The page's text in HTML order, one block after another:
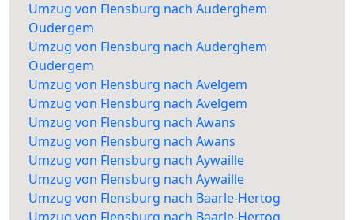
Umzug von Flensburg nach Auderghem
Oudergem
Umzug von Flensburg nach Auderghem
Oudergem
Umzug von Flensburg nach Avelgem
Umzug von Flensburg nach Avelgem
Umzug von Flensburg nach Awans
Umzug von Flensburg nach Awans
Umzug von Flensburg nach Aywaille
Umzug von Flensburg nach Aywaille
Umzug von Flensburg nach Baarle-Hertog